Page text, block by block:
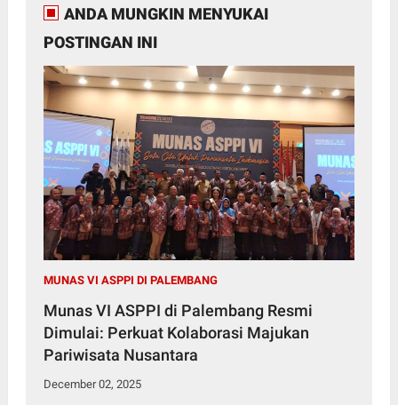
ANDA MUNGKIN MENYUKAI
POSTINGAN INI
MUNAS VI ASPPI DI PALEMBANG
Munas VI ASPPI di Palembang Resmi
Dimulai: Perkuat Kolaborasi Majukan
Pariwisata Nusantara
December 02, 2025